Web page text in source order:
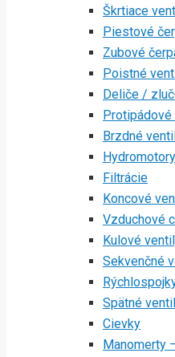
Škrtiace
Piestové
Zubové
Poistné
Deliče /
Brzdné
Hydromotory
Filtrácie
Koncové
Vzduchové
Kulové
Sekvenčné
Spätné
Cievky
Manomerty